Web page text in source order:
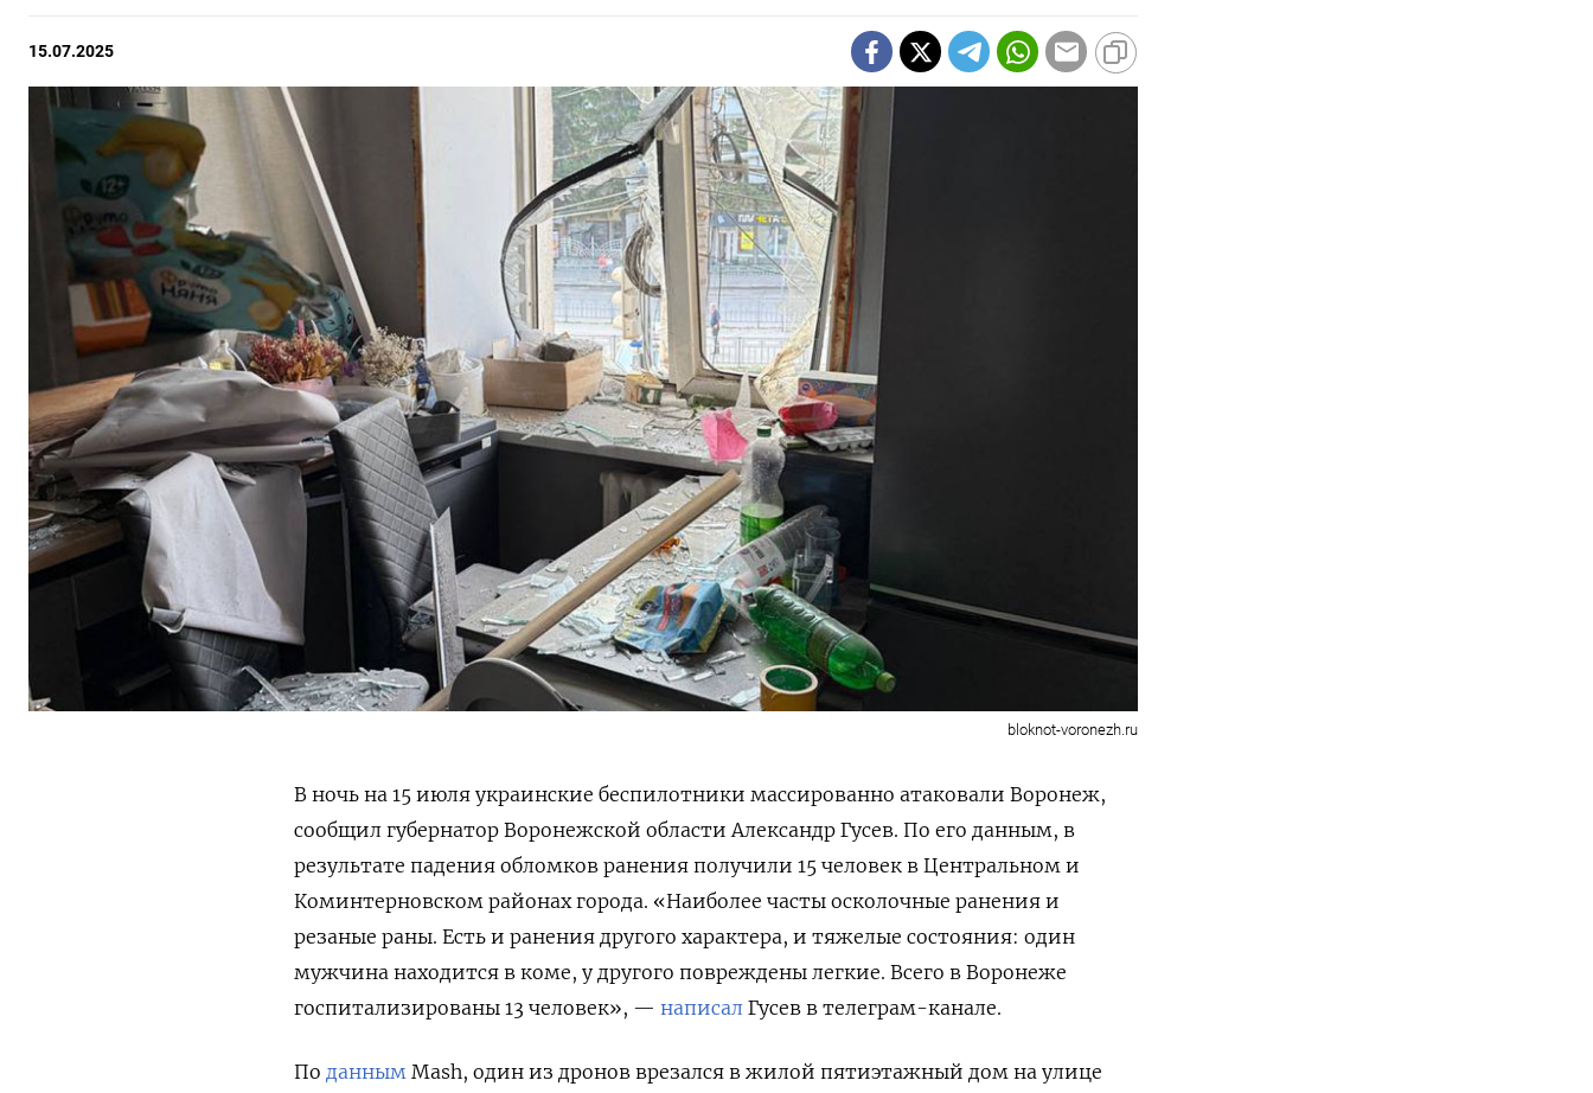
15.07.2025
bloknot-voronezh.ru
В ночь на 15 июля украинские беспилотники массированно атаковали Воронеж,
сообщил губернатор Воронежской области Александр Гусев. По его данным, в
результате падения обломков ранения получили 15 человек в Центральном и
Коминтерновском районах города. «Наиболее часты осколочные ранения и
резаные раны. Есть и ранения другого характера, и тяжелые состояния: один
мужчина находится в коме, у другого повреждены легкие. Всего в Воронеже
госпитализированы 13 человек», — написал Гусев в телеграм-канале.
По данным Mash, один из дронов врезался в жилой пятиэтажный дом на улице